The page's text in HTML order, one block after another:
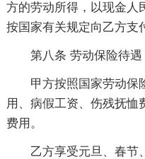
方的劳动所得，以现金人
按国家有关规定向乙方支
第八条 劳动保险待遇
甲方按照国家劳动保
用、病假工资、伤残抚恤
费用。
乙方享受元旦、春节